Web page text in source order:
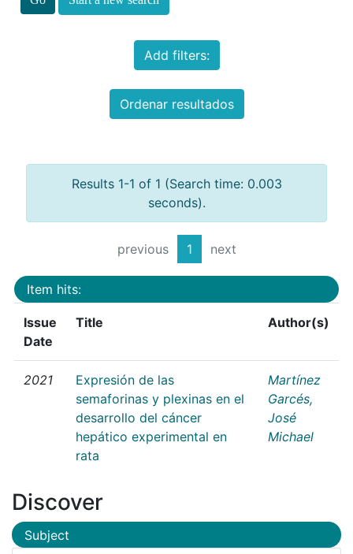
Add filters:
Ordenar resultados
Results 1-1 of 1 (Search time: 0.003
seconds).
previous 1 next
Item hits:
Issue
Date
Title Author(s)
2021
Expresión de las
semaforinas y plexinas en el
desarrollo del cáncer
hepático experimental en
rata
Martínez
Garcés,
José
Michael
Discover
Subject